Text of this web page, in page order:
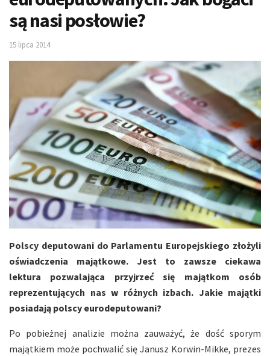
są nasi posłowie?
15 lipca 2014
Polscy deputowani do Parlamentu Europejskiego złożyli
oświadczenia majątkowe. Jest to zawsze ciekawa
lektura pozwalająca przyjrzeć się majątkom osób
reprezentujących nas w różnych izbach. Jakie majątki
posiadają polscy eurodeputowani?
Po pobieżnej analizie można zauważyć, że dość sporym
majątkiem może pochwalić się Janusz Korwin-Mikke, prezes